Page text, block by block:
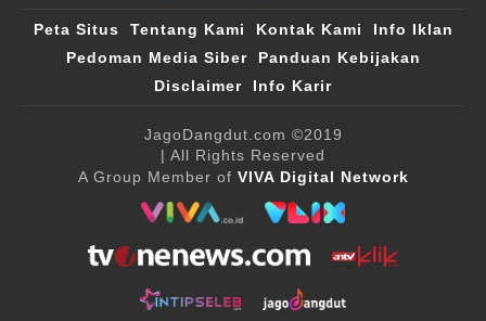
Peta Situs Tentang Kami Kontak Kami
Info Iklan
Pedoman Media Siber
Panduan Kebijakan
Disclaimer
Info Karir
JagoDangdut.com ©2019
| All Rights Reserved
A Group Member of VIVA Digital Network